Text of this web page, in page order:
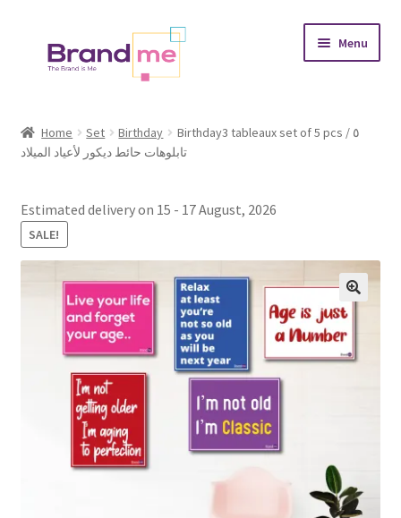
Menu
child
Coasters
Occasions
Placement
child
menu
Expand
Fruiquet
Home Set Birthday
Birthday3 tableaux set of 5 pcs / ٥
تابلوهات حائط ديكور لأعياد الميلاد
Estimated delivery on 15 - 17 August, 2026
SALE!